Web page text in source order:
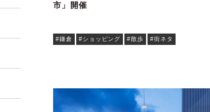
市」開催
#鎌倉 #ショッピング #散歩 #街ネタ